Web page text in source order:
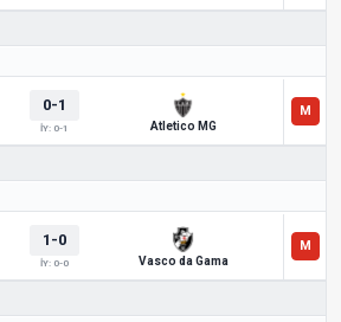
0-1
İY: 0-1 Atletico MG
1-0
İY: 0-0 Vasco da Gama